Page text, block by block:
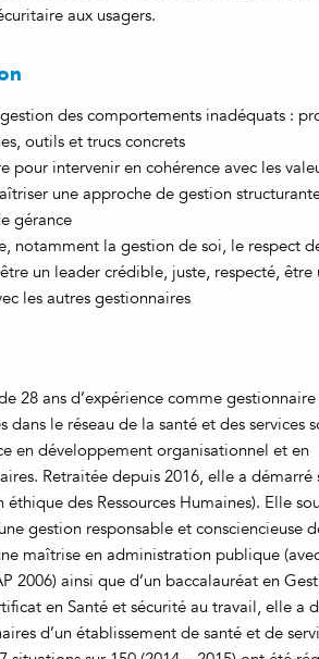
aux usagers.
des comportements inadéquats :
outils et trucs concrets
pour intervenir en cohérence avec les
une approche de gestion
gérance
notamment la gestion de soi, le respect
un leader crédible, juste, respecté, être
les autres gestionnaires
28 ans d’expérience comme
dans le réseau de la santé et des services
en développement organisationnel et en
Retraitée depuis 2016, elle a démarré
des Ressources Humaines). Elle
gestion responsable et consciencieuse
maîtrise en administration publique
2006) ainsi que d’un baccalauréat en
en Santé et sécurité au travail, elle a
d’un établissement de santé et de